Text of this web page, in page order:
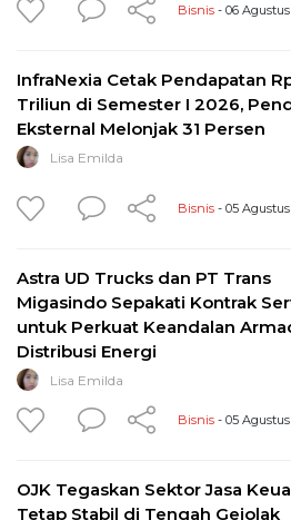
Bisnis - 06 Agustus
InfraNexia Cetak Pendapatan
Triliun di Semester I 2026,
Eksternal Melonjak 31 Persen
Lisa Emilda
Bisnis - 05 Agustus
Astra UD Trucks dan PT Trans
Migasindo Sepakati Kontrak
untuk Perkuat Keandalan
Distribusi Energi
Lisa Emilda
Bisnis - 05
OJK Tegaskan Sektor Jasa
Tetap Stabil di Tengah Gejolak